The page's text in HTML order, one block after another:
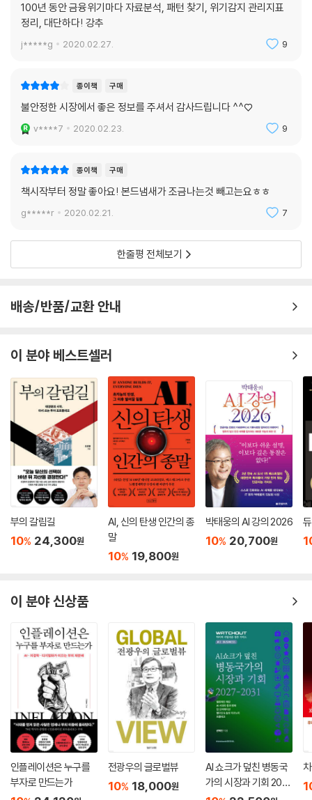
100년 동안 금융위기마다 자료분석, 패턴 찾기, 위기감지 관리지표
정리, 대단하다! 강추
j*****g 2020.02.27. 9
종이책 구매
불안정한 시장에서 좋은 정보를 주셔서 감사드립니다 ^^♡
v****7 2020.02.23. 9
종이책 구매
책시작부터 정말 좋아요! 본드냄새가 조금나는것 빼고는요ㅎㅎ
g*****r 2020.02.21. 7
한줄평 전체보기
배송/반품/교환 안내
이 분야 베스트셀러
부의 갈림길
10% 24,300원
AI, 신의 탄생 인간의 종
말
10% 19,800원
박태웅의 AI 강의 2026
10% 20,700원
이 분야 신상품
인플레이션은 누구를
부자로 만드는가
전광우의 글로벌뷰
10% 18,000원
AI 쇼크가 덮친 병동국
가의 시장과 기회 202
7-2031